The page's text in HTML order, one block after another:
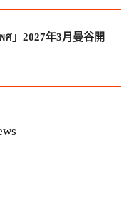
ศ」2027年3月曼谷開